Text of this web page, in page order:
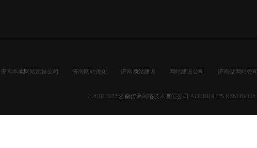
济南本地网站建设公司 济南网站优化 济南网站建设 网站建设公司 济南做网站公司
©2010-2022 济南传承网络技术有限公司 ALL RIGHTS RESERVED.